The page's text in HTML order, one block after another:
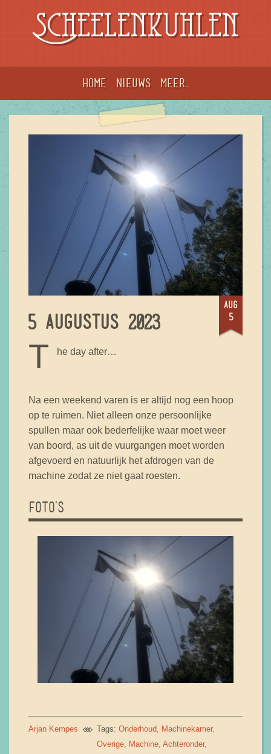
Scheelenkuhlen
Home Nieuws meer...
aug
5
5 AUGUSTUS 2023
T he day after…
Na een weekend varen is er altijd nog een hoop
op te ruimen. Niet alleen onze persoonlijke
spullen maar ook bederfelijke waar moet weer
van boord, as uit de vuurgangen moet worden
afgevoerd en natuurlijk het afdrogen van de
machine zodat ze niet gaat roesten.
FOTO'S
Arjan Kempes Tags: Onderhoud
Machinekamer
Overige
Machine Achteronder